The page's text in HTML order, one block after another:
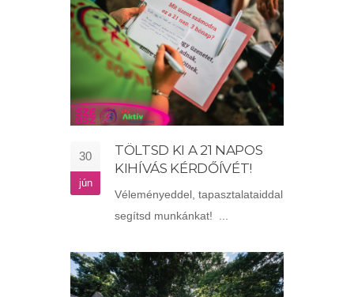
30
jún
TÖLTSD KI A 21 NAPOS
KIHÍVÁS KÉRDŐÍVÉT!
Véleményeddel, tapasztalataiddal
segítsd munkánkat! ...